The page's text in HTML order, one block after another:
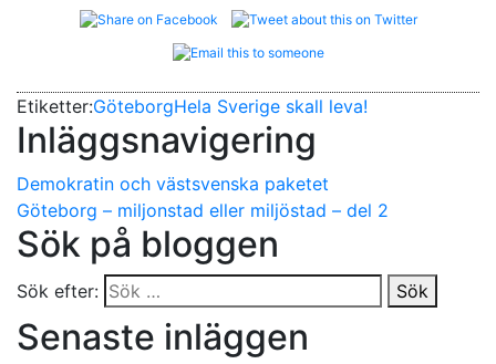
Etiketter:GöteborgHela Sverige skall leva!
Inläggsnavigering
Demokratin och västsvenska paketet
Göteborg – miljonstad eller miljöstad – del 2
Sök på bloggen
Sök efter: Sök
Senaste inläggen